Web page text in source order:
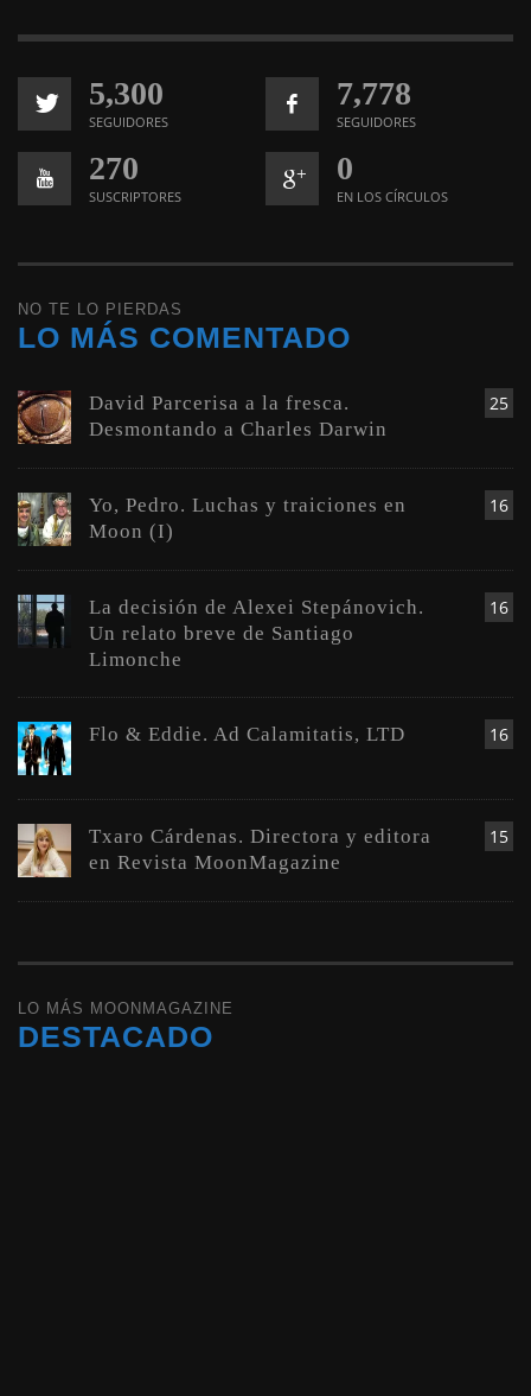
5,300
SEGUIDORES
7,778
SEGUIDORES
270
SUSCRIPTORES
0
EN LOS CÍRCULOS
NO TE LO PIERDAS
LO MÁS COMENTADO
25
David Parcerisa a la fresca.
Desmontando a Charles Darwin
16
Yo, Pedro. Luchas y traiciones en
Moon (I)
16
La decisión de Alexei Stepánovich.
Un relato breve de Santiago
Limonche
16
Flo & Eddie. Ad Calamitatis, LTD
15
Txaro Cárdenas. Directora y editora
en Revista MoonMagazine
LO MÁS MOONMAGAZINE
DESTACADO